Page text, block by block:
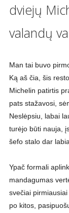
dviejų
valandų
Man tai buvo
Ką aš čia, šis
Michelin patirtis
pats stažavosi,
Neslėpsiu, labai
turėjo būti nauja,
šefo stalo dar
Ypač formali
mandagumas
svečiai
po kitos,